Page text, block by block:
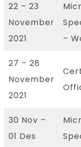
22 – 23
November
2021
–
27 – 28
November
2021
30 Nov –
01 Des